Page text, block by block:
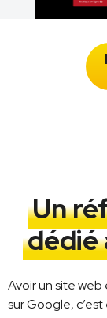
Un
dédié
Avoir un site
sur Google,